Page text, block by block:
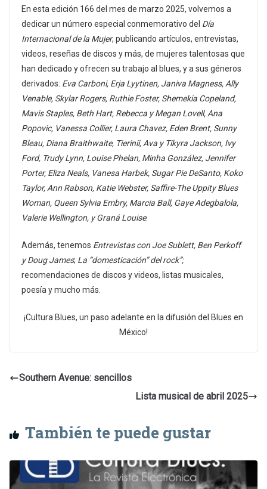
En esta edición 166 del mes de marzo 2025, volvemos a
dedicar un número especial conmemorativo del Día
Internacional de la Mujer, publicando artículos, entrevistas,
videos, reseñas de discos y más, de mujeres talentosas que
han dedicado y ofrecen su trabajo al blues, y a sus géneros
derivados: Eva Carboni, Erja Lyytinen, Janiva Magness, Ally
Venable, Skylar Rogers, Ruthie Foster, Shemekia Copeland,
Mavis Staples, Beth Hart, Rebecca y Megan Lovell, Ana
Popovic, Vanessa Collier, Laura Chavez, Eden Brent, Sunny
Bleau, Diana Braithwaite, Tierinii, Ava y Tikyra Jackson, Ivy
Ford, Trudy Lynn, Louise Phelan, Minha González, Jennifer
Porter, Eliza Neals, Vanesa Harbek, Sugar Pie DeSanto, Koko
Taylor, Ann Rabson, Katie Webster, Saffire-The Uppity Blues
Woman, Queen Sylvia Embry, Marcia Ball, Gaye Adegbalola,
Valerie Wellington, y Graná Louise.
Además, tenemos Entrevistas con Joe Sublett, Ben Perkoff
y Doug James; La “domesticación” del rock”;
recomendaciones de discos y videos, listas musicales,
poesía y mucho más.
¡Cultura Blues, un paso adelante en la difusión del Blues en
México!
Southern Avenue: sencillos
Lista musical de abril 2025
También te puede gustar